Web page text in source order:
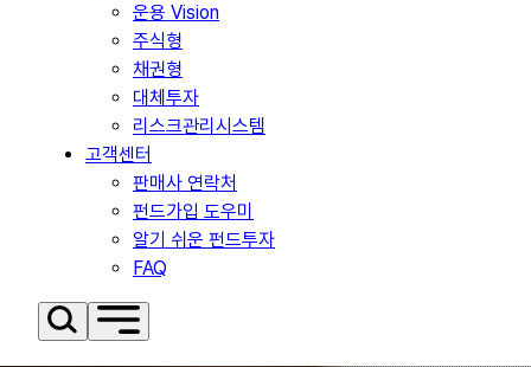
운용 Vision
주식형
채권형
대체투자
리스크관리시스템
고객센터
판매사 연락처
펀드가입 도우미
알기 쉬운 펀드투자
FAQ